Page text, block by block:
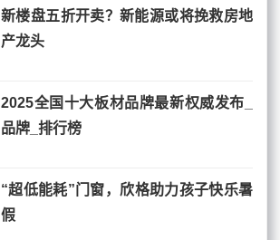
新楼盘五折开卖？新能源或将挽救房地
产龙头
2025全国十大板材品牌最新权威发布_
品牌_排行榜
“超低能耗”门窗，欣格助力孩子快乐暑
假